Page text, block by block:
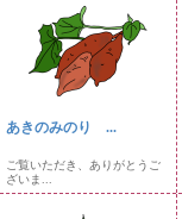
あきのみのり ...
ご覧いただき、ありがとうご
ざいま...